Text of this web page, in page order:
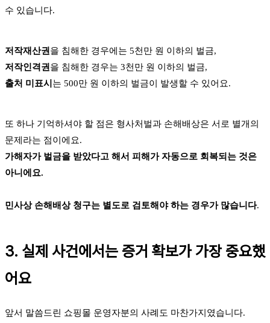
수 있습니다.
저작재산권 을 침해한 경우에는 5천만 원 이하의 벌금,
저작인격권 을 침해한 경우는 3천만 원 이하의 벌금,
출처 미표시 는 500만 원 이하의 벌금이 발생할 수 있어요.
또 하나 기억하셔야 할 점은 형사처벌과 손해배상은 서로 별개의
문제라는 점이에요.
가해자가 벌금을 받았다고 해서 피해가 자동으로 회복되는 것은
아니에요.
민사상 손해배상 청구는 별도로 검토해야 하는 경우가 많습니다.
3. 실제 사건에서는 증거 확보가 가장 중요했
어요
앞서 말씀드린 쇼핑몰 운영자분의 사례도 마찬가지였습니다.